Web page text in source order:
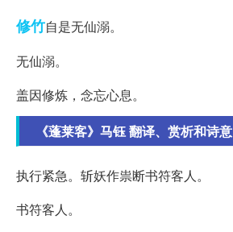
修竹自是无仙溺。
无仙溺。
盖因修炼，念忘心息。
《蓬莱客》马钰 翻译、赏析和诗意
执行紧急。斩妖作祟断书符客人。
书符客人。